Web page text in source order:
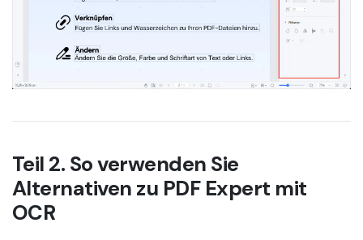
Teil 2. So verwenden Sie
Alternativen zu PDF Expert mit
OCR